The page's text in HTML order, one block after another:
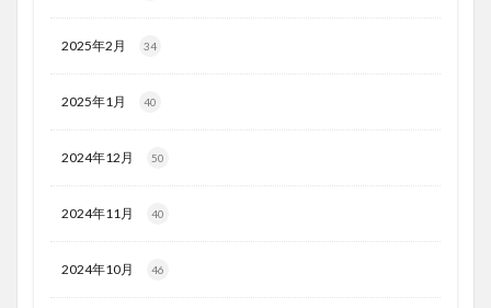
2025年2月 34
2025年1月 40
2024年12月 50
2024年11月 40
2024年10月 46